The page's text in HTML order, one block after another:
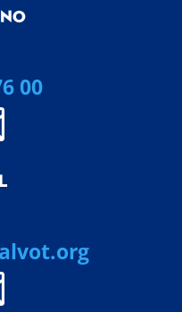
00